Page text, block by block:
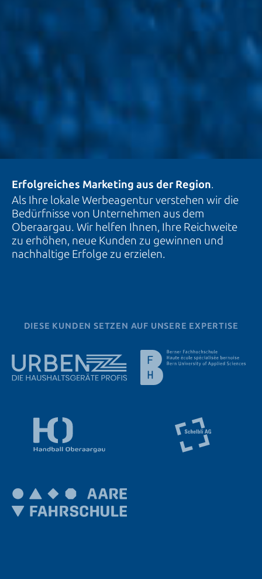
Erfolgreiches Marketing aus der Region.
Als Ihre lokale Werbeagentur verstehen wir die
Bedürfnisse von Unternehmen aus dem
Oberaargau. Wir helfen Ihnen, Ihre Reichweite
zu erhöhen, neue Kunden zu gewinnen und
nachhaltige Erfolge zu erzielen.
DIESE KUNDEN SETZEN AUF UNSERE EXPERTISE